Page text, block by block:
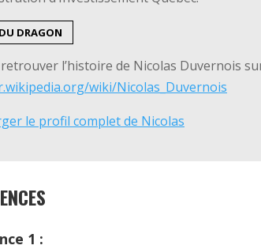
DRAGON
l’histoire de Nicolas Duvernois
wiki/Nicolas_Duvernois
le profil complet de Nicolas
1 :